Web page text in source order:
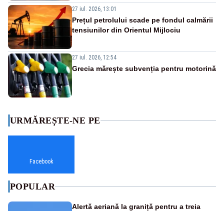
27 iul. 2026, 13:01
Prețul petrolului scade pe fondul calmării
tensiunilor din Orientul Mijlociu
27 iul. 2026, 12:54
Grecia mărește subvenția pentru motorină
URMĂREȘTE-NE PE
Facebook
POPULAR
Alertă aeriană la graniță pentru a treia